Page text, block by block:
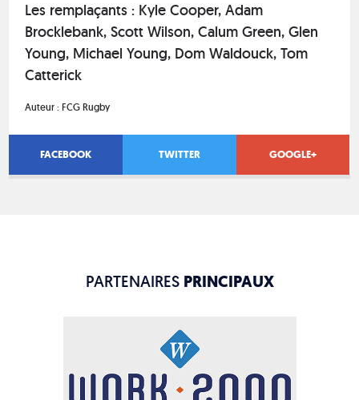
Les remplaçants : Kyle Cooper, Adam
Brocklebank, Scott Wilson, Calum Green, Glen
Young, Michael Young, Dom Waldouck, Tom
Catterick
Auteur :FCG Rugby
FACEBOOK TWITTER GOOGLE+
PARTENAIRES PRINCIPAUX